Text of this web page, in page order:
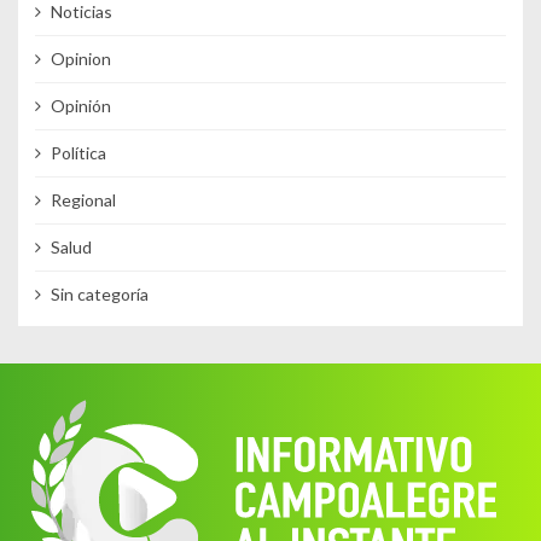
Noticias
Opinion
Opinión
Política
Regional
Salud
Sin categoría